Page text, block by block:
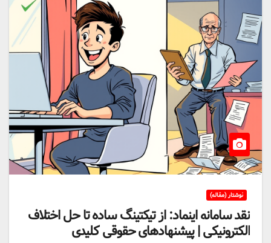
نوشتار (مقاله)
نقد سامانه اینماد: از تیکتینگ ساده تا حل اختلاف
الکترونیکی | پیشنهادهای حقوقی کلیدی